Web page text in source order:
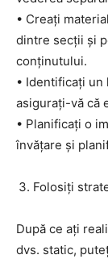
• Creați
dintre secții și
conținutului.
• Identificați
asigurați-vă că
• Planificați o
învățare și
Folosiți
După ce ați
dvs. static,